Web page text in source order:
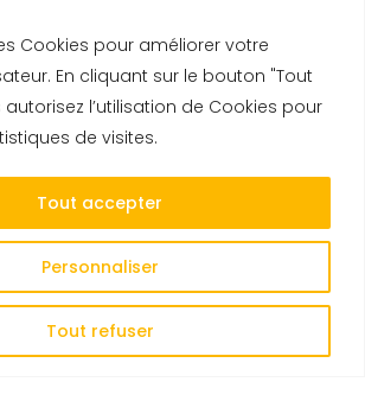
Cookies pour améliorer votre
En cliquant sur le bouton "Tout
l’utilisation de Cookies pour
de visites.
Personnaliser
Tout refuser
Tout accepter
00025